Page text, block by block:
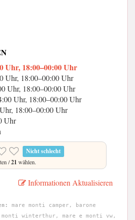
Uhr, 18:00–00:00 Uhr
Uhr, 18:00–00:00 Uhr
Uhr, 18:00–00:00 Uhr
Uhr, 18:00–00:00 Uhr
18:00–00:00 Uhr
Uhr
Nicht schlecht
/21 wählen.
Informationen Aktualisieren
mare monti camper, barone
winterthur, mare e monti vw,